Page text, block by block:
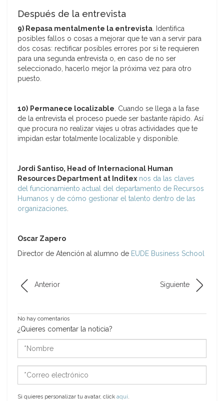
Después de la entrevista
9) Repasa mentalmente la entrevista. Identifica
posibles fallos o cosas a mejorar que te van a servir para
dos cosas: rectificar posibles errores por si te requieren
para una segunda entrevista o, en caso de no ser
seleccionado, hacerlo mejor la próxima vez para otro
puesto.
10) Permanece localizable. Cuando se llega a la fase
de la entrevista el proceso puede ser bastante rápido. Así
que procura no realizar viajes u otras actividades que te
impidan estar totalmente localizable y disponible.
Jordi Santiso, Head of Internacional Human
Resources Department at Inditexnos da las claves
del funcionamiento actual del departamento de Recursos
Humanos y de cómo gestionar el talento dentro de las
organizaciones.
Oscar Zapero
Director de Atención al alumno de EUDE Business School
Anterior Siguiente
No hay comentarios
¿Quieres comentar la noticia?
*Nombre
*Correo
electrónico
Si quieres personalizar tu avatar, click aquí.